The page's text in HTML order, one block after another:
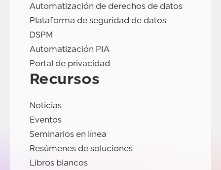
Automatización de derechos de datos
Plataforma de seguridad de datos
DSPM
Automatización PIA
Portal de privacidad
Recursos
Noticias
Eventos
Seminarios en línea
Resúmenes de soluciones
Libros blancos